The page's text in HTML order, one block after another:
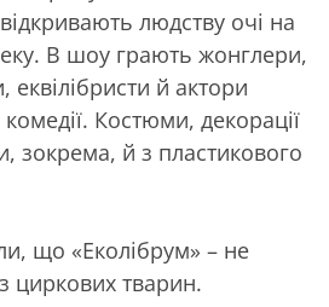
людству очі на
В шоу грають жонглери,
еквілібристи й актори
Костюми, декорації
зокрема, й з пластикового
що «Еколібрум» – не
циркових тварин.